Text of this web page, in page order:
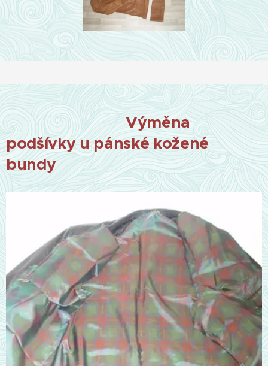
Výměna
podšívky u pánské kožené
bundy